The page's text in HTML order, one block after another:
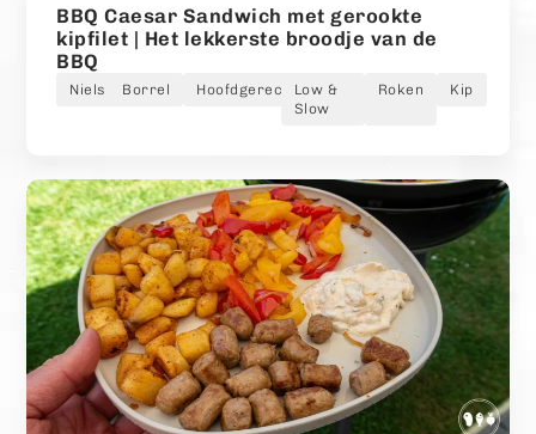
BBQ Caesar Sandwich met gerookte
kipfilet | Het lekkerste broodje van de
BBQ
Niels Borrel HoofdgerechtLow &
Slow
Roken Kip